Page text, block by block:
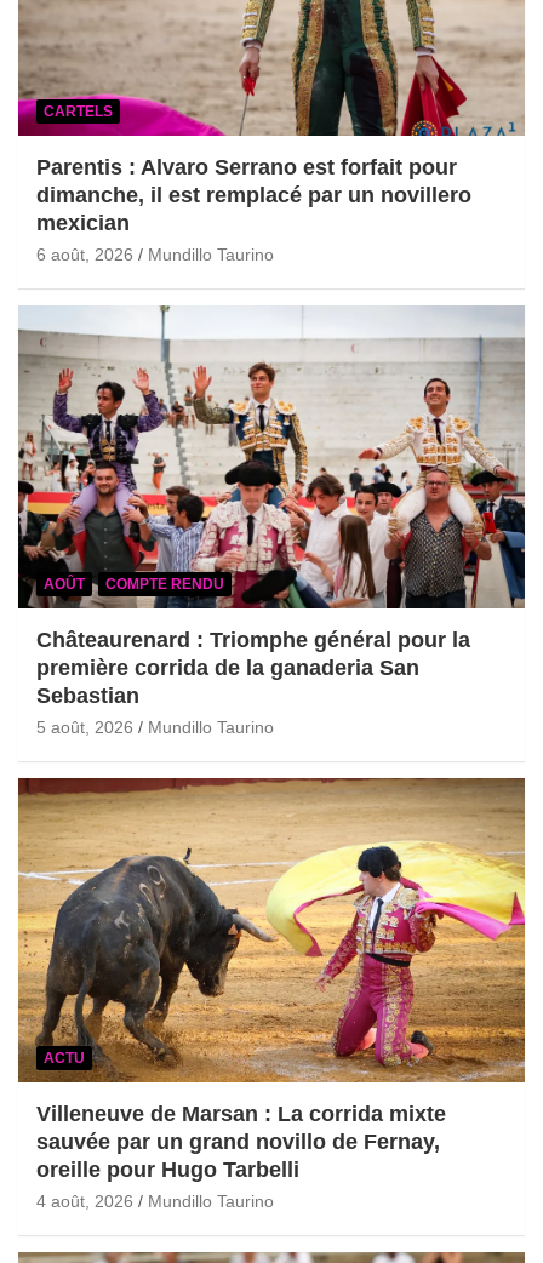
CARTELS
Parentis : Alvaro Serrano est forfait pour
dimanche, il est remplacé par un novillero
mexician
6 août, 2026 Mundillo Taurino
AOÛT COMPTE RENDU
Châteaurenard : Triomphe général pour la
première corrida de la ganaderia San
Sebastian
5 août, 2026 Mundillo Taurino
ACTU
Villeneuve de Marsan : La corrida mixte
sauvée par un grand novillo de Fernay,
oreille pour Hugo Tarbelli
4 août, 2026 Mundillo Taurino